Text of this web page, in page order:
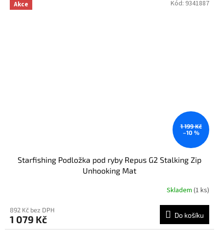
Akce
1 199 Kč
–10 %
Starfishing Podložka pod ryby Repus G2 Stalking Zip
Unhooking Mat
Skladem (1 ks)
892 Kč bez DPH
1 079 Kč Do košíku
Kód: 9341887